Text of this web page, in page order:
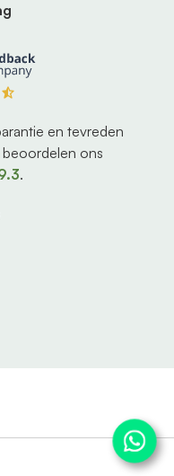
en tevreden
beoordelen ons
.